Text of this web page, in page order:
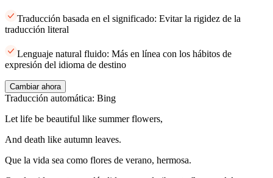
Traducción basada en el significado: Evitar la rigidez de la
traducción literal
Lenguaje natural fluido: Más en línea con los hábitos de
expresión del idioma de destino
Cambiar ahora
Traducción automática: Bing
Let life be beautiful like summer flowers,
And death like autumn leaves.
Que la vida sea como flores de verano, hermosa.